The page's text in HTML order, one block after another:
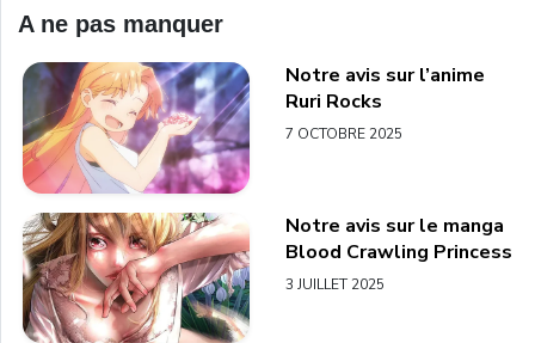
A ne pas manquer
Notre avis sur l’anime
Ruri Rocks
7 OCTOBRE 2025
Notre avis sur le manga
Blood Crawling Princess
3 JUILLET 2025